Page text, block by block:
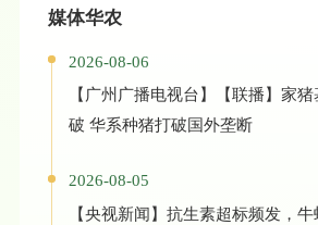
媒体华农
2026-08-06
【广州广播电视台】【联播】家猪
破 华系种猪打破国外垄断
2026-08-05
【央视新闻】抗生素超标频发，